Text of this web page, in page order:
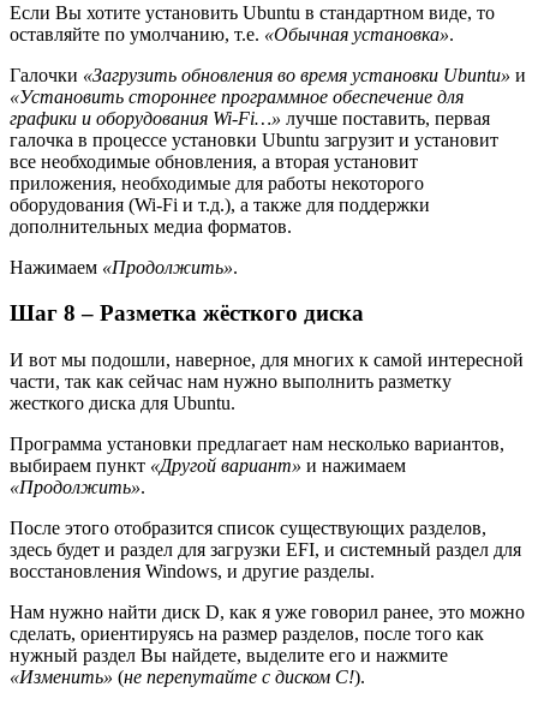
Если Вы хотите установить Ubuntu в стандартном виде, то
оставляйте по умолчанию, т.е. «Обычная установка».
Галочки «Загрузить обновления во время установки Ubuntu» и
«Установить стороннее программное обеспечение для
графики и оборудования Wi-Fi…» лучше поставить, первая
галочка в процессе установки Ubuntu загрузит и установит
все необходимые обновления, а вторая установит
приложения, необходимые для работы некоторого
оборудования (Wi-Fi и т.д.), а также для поддержки
дополнительных медиа форматов.
Нажимаем «Продолжить».
Шаг 8 – Разметка жёсткого диска
И вот мы подошли, наверное, для многих к самой интересной
части, так как сейчас нам нужно выполнить разметку
жесткого диска для Ubuntu.
Программа установки предлагает нам несколько вариантов,
выбираем пункт «Другой вариант» и нажимаем
«Продолжить».
После этого отобразится список существующих разделов,
здесь будет и раздел для загрузки EFI, и системный раздел для
восстановления Windows, и другие разделы.
Нам нужно найти диск D, как я уже говорил ранее, это можно
сделать, ориентируясь на размер разделов, после того как
нужный раздел Вы найдете, выделите его и нажмите
«Изменить» (не перепутайте с диском C!).